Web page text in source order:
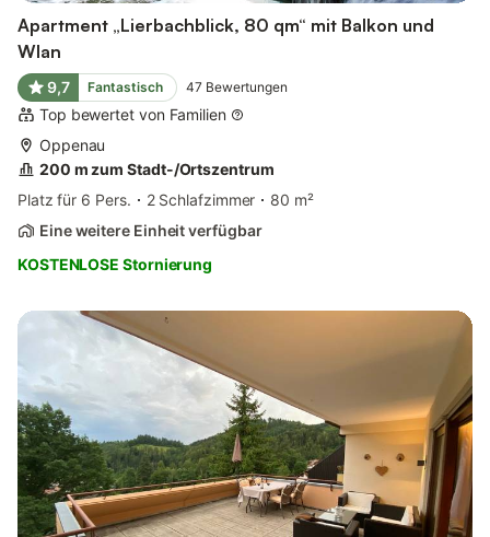
Apartment „Lierbachblick, 80 qm“ mit Balkon und
Wlan
9,7 Fantastisch 47 Bewertungen
Top bewertet von Familien
Oppenau
200 m zum Stadt-/Ortszentrum
Platz für 6 Pers.
2 Schlafzimmer
80 m²
Eine weitere Einheit verfügbar
KOSTENLOSE Stornierung